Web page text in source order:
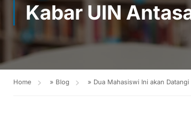
Kabar UIN
Home » Blog » Dua Mahasiswi Ini akan